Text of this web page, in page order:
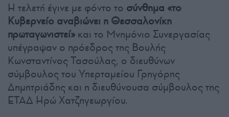
Η τελετή έγινε με φόντο το σύνθημα «το
Κυβερνείο αναβιώνει η Θεσσαλονίκη
πρωταγωνιστεί» και το Μνημόνιο Συνεργασίας
υπέγραψαν ο πρόεδρος της Βουλής
Κωνσταντίνος Τασούλας, ο διευθύνων
σύμβουλος του Υπερταμείου Γρηγόρης
Δημητριάδης και η διευθύνουσα σύμβουλος της
ΕΤΑΔ Ηρώ Χατζηγεωργίου.